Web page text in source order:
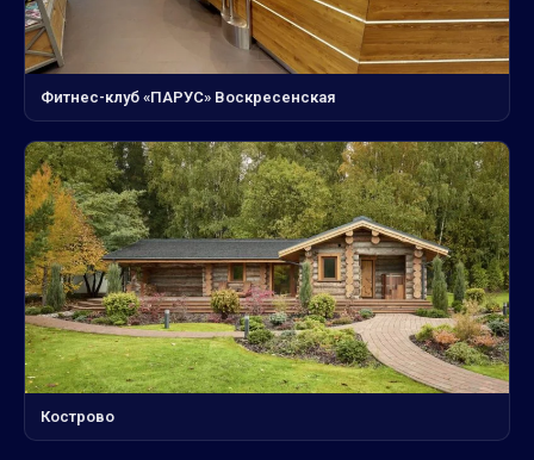
Фитнес-клуб «ПАРУС» Воскресенская
Кострово